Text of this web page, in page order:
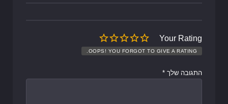
Your Rating
OOPS! YOU FORGOT TO GIVE A RATING.
התגובה שלך *